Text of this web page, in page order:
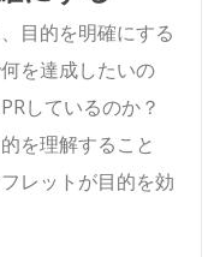
目的を明確にする
を達成したいの
しているのか？
を理解すること
レットが目的を効